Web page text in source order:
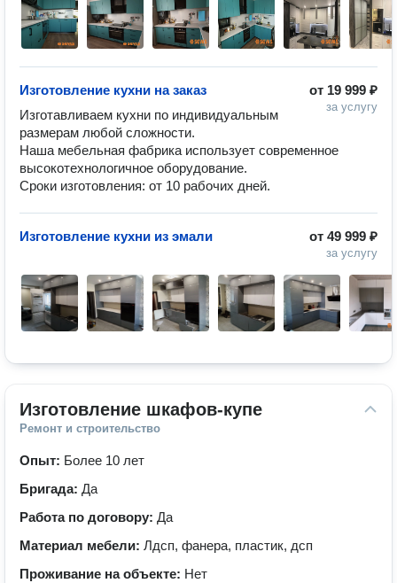
от 19 999 ₽
за услугу
Изготовление кухни на заказ
Изготавливаем кухни по индивидуальным
размерам любой сложности.
Наша мебельная фабрика использует современное
высокотехнологичное оборудование.
Сроки изготовления: от 10 рабочих дней.
от 49 999 ₽
за услугу
Изготовление кухни из эмали
Изготовление шкафов-купе
Ремонт и строительство
Опыт: Более 10 лет
Бригада: Да
Работа по договору: Да
Материал мебели: Лдсп, фанера, пластик, дсп
Проживание на объекте: Нет